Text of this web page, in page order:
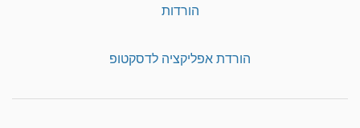
הורדות
הורדת אפליקציה לדסקטופ